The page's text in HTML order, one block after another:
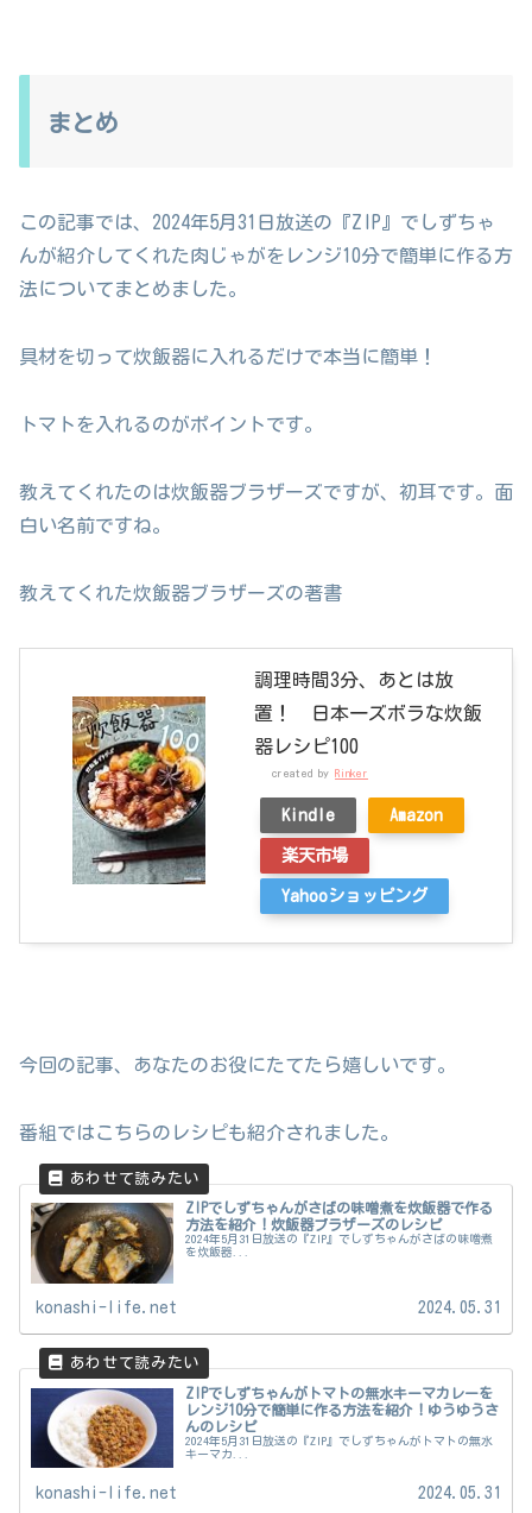
まとめ
この記事では、2024年5月31日放送の『ZIP』でしずちゃ
んが紹介してくれた肉じゃがをレンジ10分で簡単に作る方
法についてまとめました。
具材を切って炊飯器に入れるだけで本当に簡単！
トマトを入れるのがポイントです。
教えてくれたのは炊飯器ブラザーズですが、初耳です。面
白い名前ですね。
教えてくれた炊飯器ブラザーズの著書
調理時間3分、あとは放
置！ 日本一ズボラな炊飯
器レシピ100
created by Rinker
Kindle Amazon
楽天市場
Yahooショッピング
今回の記事、あなたのお役にたてたら嬉しいです。
番組ではこちらのレシピも紹介されました。
ZIPでしずちゃんがさばの味噌煮を炊飯器で作る
方法を紹介！炊飯器ブラザーズのレシピ
2024年5月31日放送の『ZIP』でしずちゃんがさばの味噌煮
を炊飯器...
konashi-life.net 2024.05.31
ZIPでしずちゃんがトマトの無水キーマカレーを
レンジ10分で簡単に作る方法を紹介！ゆうゆうさ
んのレシピ
2024年5月31日放送の『ZIP』でしずちゃんがトマトの無水
キーマカ...
konashi-life.net 2024.05.31